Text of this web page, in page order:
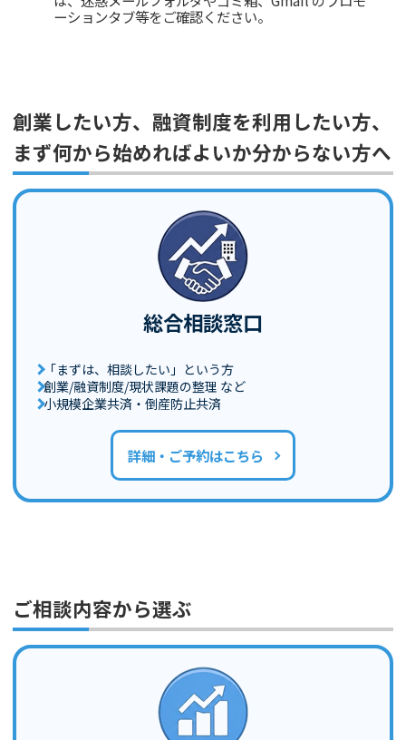
ーションタブ等をご確認ください。
創業したい方、融資制度を利用したい方、
まず何から始めればよいか分からない方へ
総合相談窓口
「まずは、相談したい」という方
創業/融資制度/現状課題の整理 など
小規模企業共済・倒産防止共済
詳細・ご予約はこちら
ご相談内容から選ぶ